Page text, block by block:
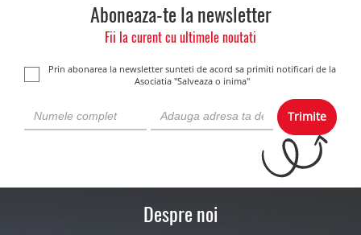
Aboneaza-te la newsletter
Fii la curent cu ultimele noutati
Prin abonarea la newsletter sunteti de acord sa primiti notificari de la
Asociatia "Salveaza o inima"
Trimite
Despre noi